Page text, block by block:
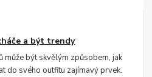
a být trendy
může být skvělým způsobem, jak
do svého outfitu zajímavý prvek.